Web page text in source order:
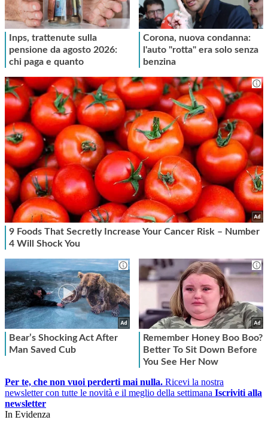
Per te, che non vuoi perderti mai nulla. Ricevi la nostra
newsletter con tutte le novità e il meglio della settimana Iscriviti alla
newsletter
In Evidenza